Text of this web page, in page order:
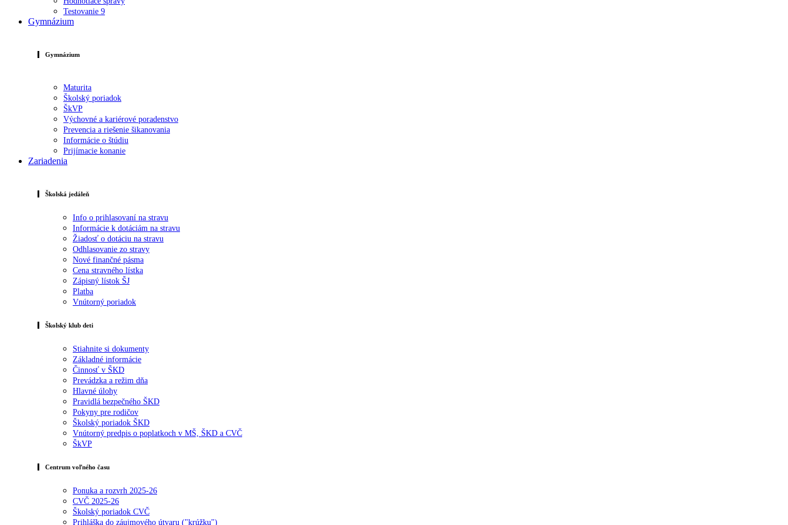
Testovanie 9
Gymnázium
Gymnázium
Maturita
Školský poriadok
ŠkVP
Výchovné a kariérové poradenstvo
Prevencia a riešenie šikanovania
Informácie o štúdiu
Prijímacie konanie
Zariadenia
Školská jedáleň
Info o prihlasovaní na stravu
Informácie k dotáciám na stravu
Žiadosť o dotáciu na stravu
Odhlasovanie zo stravy
Nové finančné pásma
Cena stravného lístka
Zápisný lístok ŠJ
Platba
Vnútorný poriadok
Školský klub deti
Stiahnite si dokumenty
Základné informácie
Činnosť v ŠKD
Prevádzka a režim dňa
Hlavné úlohy
Pravidlá bezpečného ŠKD
Pokyny pre rodičov
Školský poriadok ŠKD
Vnútorný predpis o poplatkoch v MŠ, ŠKD a CVČ
ŠkVP
Centrum voľného času
Ponuka a rozvrh 2025-26
CVČ 2025-26
Školský poriadok CVČ
Prihláška do záujmového útvaru ("krúžku")